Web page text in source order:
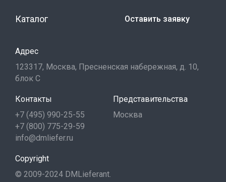
Каталог Оставить заявку
Адрес
123317, Москва, Пресненская набережная, д. 10,
блок С
Контакты
+7 (495) 990-25-55
+7 (800) 775-29-59
info@dmliefer.ru
Представительства
Москва
Copyright
© 2009-2024 DMLieferant.